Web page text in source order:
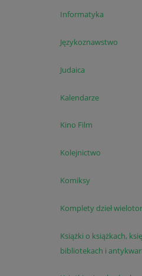
Informatyka
Językoznawstwo
Judaica
Kalendarze
Kino Film
Kolejnictwo
Komiksy
Komplety dzieł
Książki o książkach,
bibliotekach i